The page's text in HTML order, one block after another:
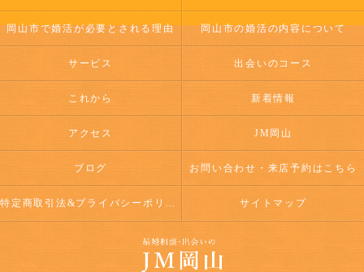
岡山市で婚活が必要とされる理由 岡山市の婚活の内容について
サービス 出会いのコース
これから 新着情報
アクセス JM岡山
ブログ お問い合わせ・来店予約はこちら
特定商取引法&プライバシーポリシー サイトマップ